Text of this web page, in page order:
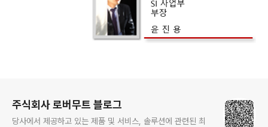
주식회사 로버무트 블로그
당사에서 제공하고 있는 제품 및 서비스, 솔루션에 관련된 최